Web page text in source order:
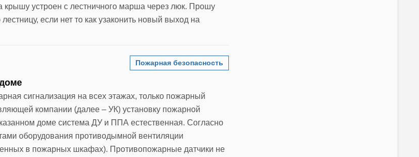
крышу устроен с лестничного марша через люк. Прошу
если нет то как узаконить новый выход на
Пожарная безопасность
сигнализация на всех этажах, только пожарный
компании (далее – УК) установку пожарной
доме система ДУ и ППА естественная. Согласно
оборудования противодымной вентиляции
в пожарных шкафах). Противопожарные датчики не